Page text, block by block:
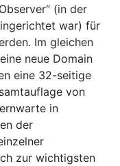
(in der
war) für
Im gleichen
neue Domain
eine 32-seitige
von
in
der
zur wichtigsten